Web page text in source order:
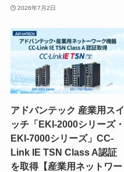
2026年7月2日
アドバンテック 産業用スイ
ッチ「EKI-2000シリーズ・
EKI-7000シリーズ」CC-
Link IE TSN Class A認証
を取得【産業用ネットワー